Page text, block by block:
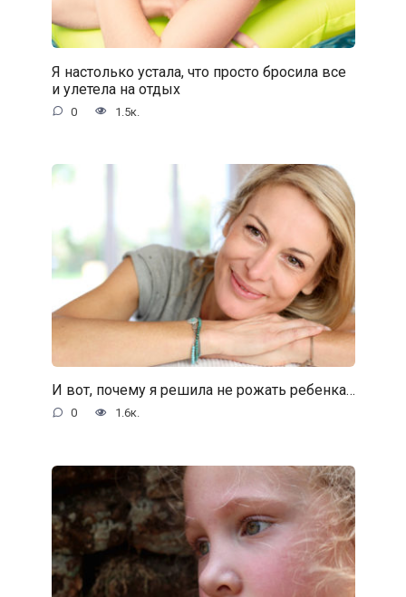
Я настолько устала, что просто бросила все
и улетела на отдых
0 1.5к.
И вот, почему я решила не рожать ребенка…
0 1.6к.